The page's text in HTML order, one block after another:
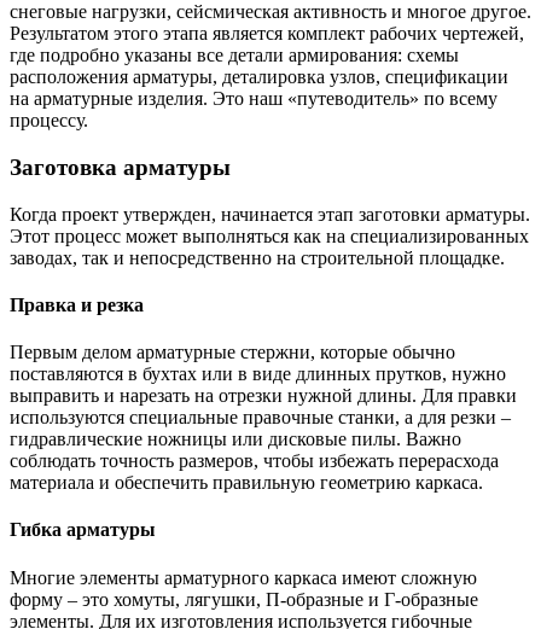
снеговые нагрузки, сейсмическая активность и многое другое.
Результатом этого этапа является комплект рабочих чертежей,
где подробно указаны все детали армирования: схемы
расположения арматуры, деталировка узлов, спецификации
на арматурные изделия. Это наш «путеводитель» по всему
процессу.
Заготовка арматуры
Когда проект утвержден, начинается этап заготовки арматуры.
Этот процесс может выполняться как на специализированных
заводах, так и непосредственно на строительной площадке.
Правка и резка
Первым делом арматурные стержни, которые обычно
поставляются в бухтах или в виде длинных прутков, нужно
выправить и нарезать на отрезки нужной длины. Для правки
используются специальные правочные станки, а для резки –
гидравлические ножницы или дисковые пилы. Важно
соблюдать точность размеров, чтобы избежать перерасхода
материала и обеспечить правильную геометрию каркаса.
Гибка арматуры
Многие элементы арматурного каркаса имеют сложную
форму – это хомуты, лягушки, П-образные и Г-образные
элементы. Для их изготовления используется гибочные